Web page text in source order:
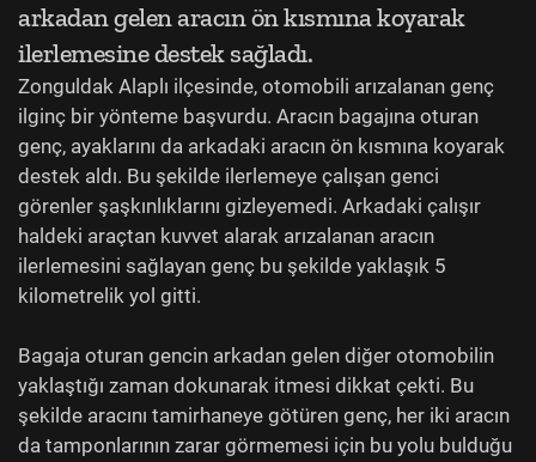
arkadan gelen aracın ön kısmına koyarak
ilerlemesine destek sağladı.
Zonguldak Alaplı ilçesinde, otomobili arızalanan genç
ilginç bir yönteme başvurdu. Aracın bagajına oturan
genç, ayaklarını da arkadaki aracın ön kısmına koyarak
destek aldı. Bu şekilde ilerlemeye çalışan genci
görenler şaşkınlıklarını gizleyemedi. Arkadaki çalışır
haldeki araçtan kuvvet alarak arızalanan aracın
ilerlemesini sağlayan genç bu şekilde yaklaşık 5
kilometrelik yol gitti.
Bagaja oturan gencin arkadan gelen diğer otomobilin
yaklaştığı zaman dokunarak itmesi dikkat çekti. Bu
şekilde aracını tamirhaneye götüren genç, her iki aracın
da tamponlarının zarar görmemesi için bu yolu bulduğu